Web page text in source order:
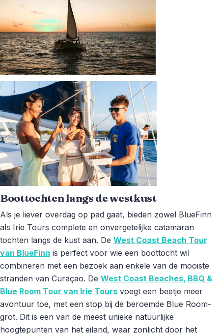
Boottochten langs de westkust
Als je liever overdag op pad gaat, bieden zowel BlueFinn
als Irie Tours complete en onvergetelijke catamaran
tochten langs de kust aan. De West Coast Beach Tour
van BlueFinn is perfect voor wie een boottocht wil
combineren met een bezoek aan enkele van de mooiste
stranden van Curaçao. De West Coast Beaches, BBQ &
Blue Room Tour van Irie Tours voegt een beetje meer
avontuur toe, met een stop bij de beroemde Blue Room-
grot. Dit is een van de meest unieke natuurlijke
hoogtepunten van het eiland, waar zonlicht door het